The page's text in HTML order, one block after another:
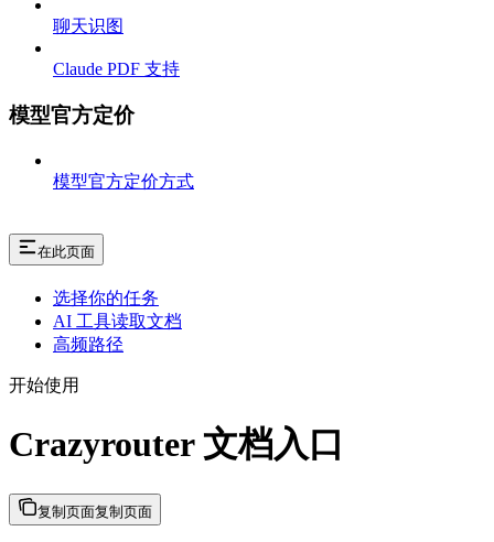
聊天识图
Claude PDF 支持
模型官方定价
模型官方定价方式
在此页面
选择你的任务
AI 工具读取文档
高频路径
开始使用
Crazyrouter 文档入口
复制页面复制页面